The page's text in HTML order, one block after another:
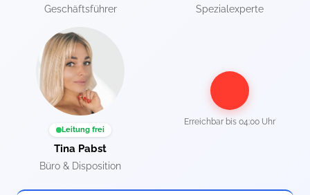
Geschäftsführer Spezialexperte
Leitung frei
Tina Pabst
Büro & Disposition
Erreichbar bis 04:00 Uhr